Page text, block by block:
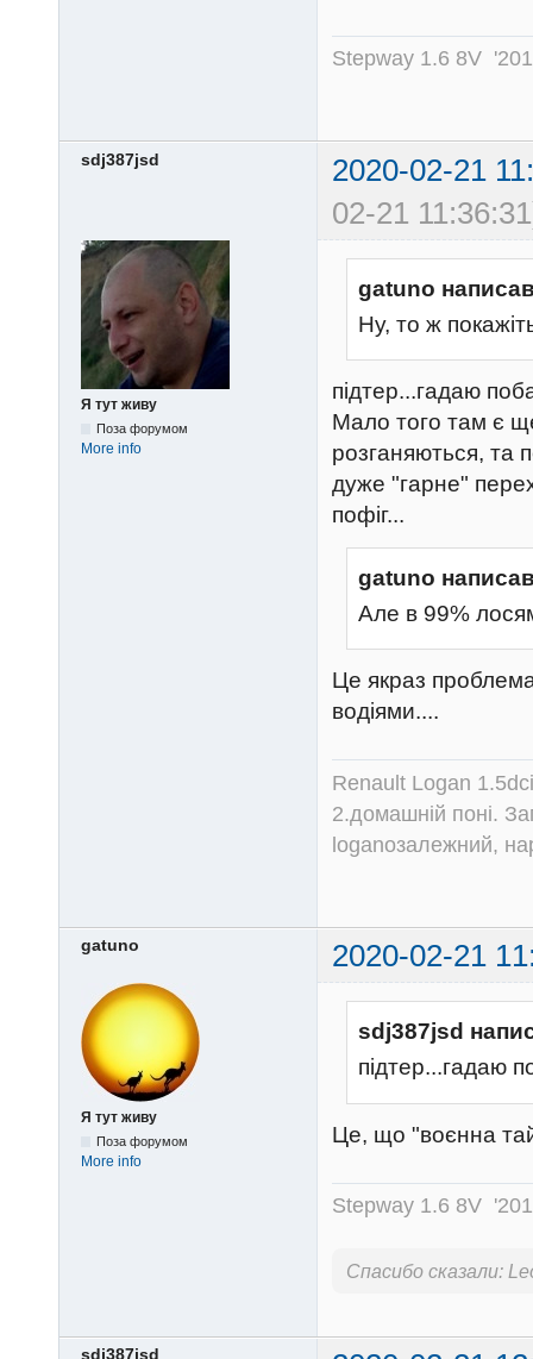
Stepway 1.6 8V
sdj387jsd
2020-02-21
02-21
Я тут живу
Поза форумом
More info
gatuno
Ну, то ж
підтер...гадаю
Мало того там є
розганяються, та
дуже "гарне"
пофіг...
gatuno
Але в 99%
Це якраз
водіями....
Renault Logan
2.домашній поні.
loganозалежний,
gatuno 2020-02-21
Я тут живу
Поза форумом
More info
sdj387jsd
підтер...гадаю
Це, що "воєнна
Stepway 1.6 8V
Спасибо сказали:
sdj387jsd